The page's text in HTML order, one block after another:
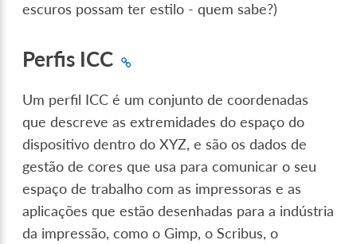
escuros possam ter estilo - quem sabe?)
Perfis ICC
Um perfil ICC é um conjunto de coordenadas
que descreve as extremidades do espaço do
dispositivo dentro do XYZ, e são os dados de
gestão de cores que usa para comunicar o seu
espaço de trabalho com as impressoras e as
aplicações que estão desenhadas para a indústria
da impressão, como o Gimp, o Scribus, o